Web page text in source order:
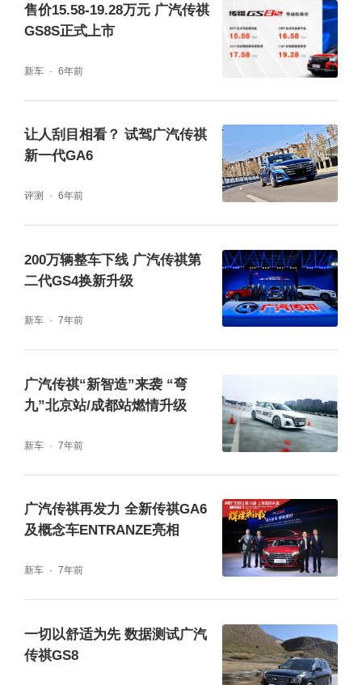
售价15.58-19.28万元 广汽传祺
GS8S正式上市
新车 6年前
让人刮目相看？ 试驾广汽传祺
新一代GA6
评测 6年前
200万辆整车下线 广汽传祺第
二代GS4换新升级
新车 7年前
广汽传祺“新智造”来袭 “弯
九”北京站/成都站燃情升级
新车 7年前
广汽传祺再发力 全新传祺GA6
及概念车ENTRANZE亮相
新车 7年前
一切以舒适为先 数据测试广汽
传祺GS8